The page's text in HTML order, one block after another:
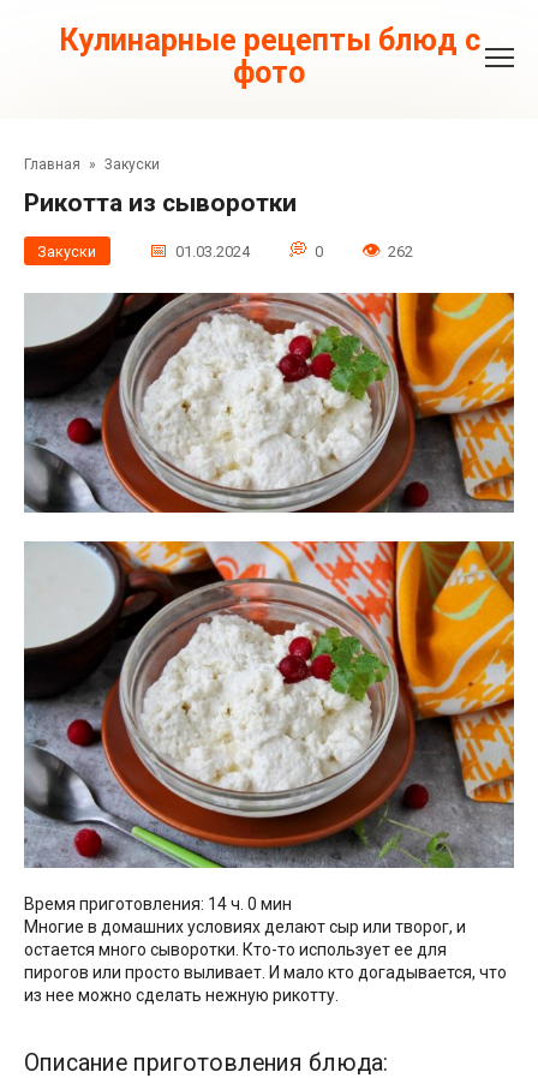
контентуКулинарные рецепты блюд с
фото
Главная » Закуски
Рикотта из сыворотки
Закуски 01.03.2024 0 262
Время приготовления: 14 ч. 0 мин
Многие в домашних условиях делают сыр или творог, и
остается много сыворотки. Кто-то использует ее для
пирогов или просто выливает. И мало кто догадывается, что
из нее можно сделать нежную рикотту.
Описание приготовления блюда: